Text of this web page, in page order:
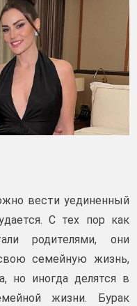
вести уединенный
С тех пор как
родителями, они
семейную жизнь,
но иногда делятся в
жизни. Бурак